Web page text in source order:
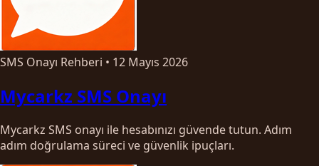
SMS Onayı Rehberi • 12 Mayıs 2026
Mycarkz SMS Onayı
Mycarkz SMS onayı ile hesabınızı güvende tutun. Adım
adım doğrulama süreci ve güvenlik ipuçları.